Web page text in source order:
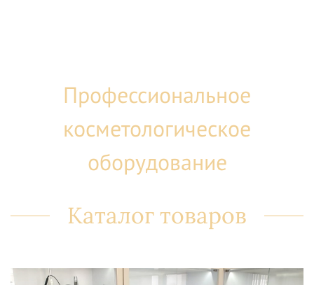
Профессиональное
косметологическое
оборудование
Каталог товаров